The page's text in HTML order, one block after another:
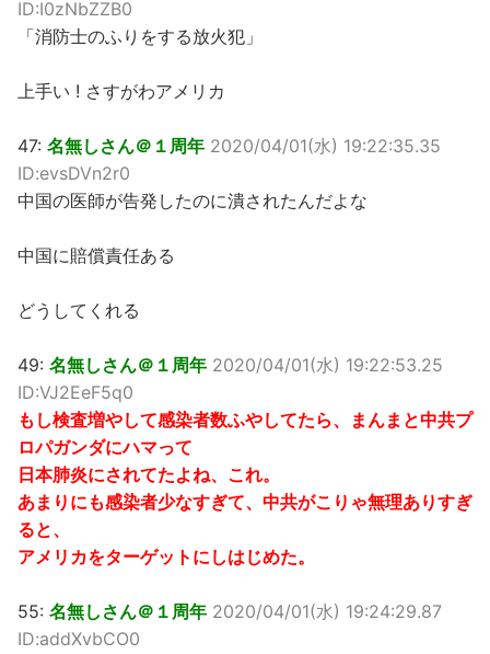
ID:I0zNbZZB0
「消防士のふりをする放火犯」
上手い ! さすがわアメリカ
47: 名無しさん＠１周年 2020/04/01(水) 19:22:35.35
ID:evsDVn2r0
中国の医師が告発したのに潰されたんだよな
中国に賠償責任ある
どうしてくれる
49: 名無しさん＠１周年 2020/04/01(水) 19:22:53.25
ID:VJ2EeF5q0
もし検査増やして感染者数ふやしてたら、まんまと中共プ
ロパガンダにハマって
日本肺炎にされてたよね、これ。
あまりにも感染者少なすぎて、中共がこりゃ無理ありすぎ
ると、
アメリカをターゲットにしはじめた。
55: 名無しさん＠１周年 2020/04/01(水) 19:24:29.87
ID:addXvbCO0